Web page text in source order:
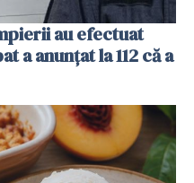
au efectuat
a anunțat la 112 că a